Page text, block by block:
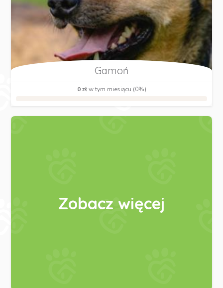
Gamoń
0 złw tym miesiącu (0%)
Zobacz więcej